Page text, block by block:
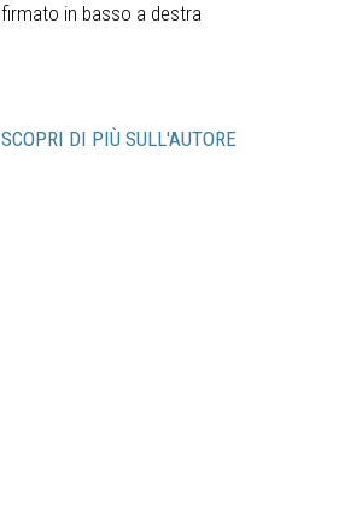
firmato in basso a destra
SCOPRI DI PIÙ SULL'AUTORE